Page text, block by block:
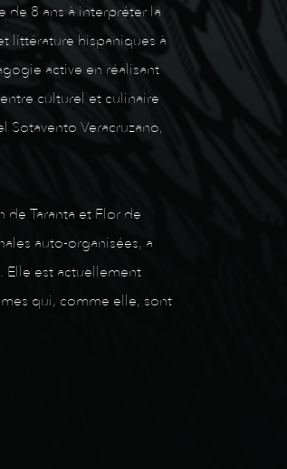
de 8 ans à interpréter la
littérature hispaniques à
active en réalisant
culturel et culinaire
Sotavento Veracruzano,
Taranta et Flor de
auto-organisées, a
est actuellement
qui, comme elle, sont